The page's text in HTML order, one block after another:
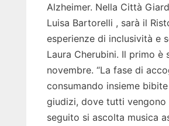
Alzheimer. Nella Città
Luisa Bartorelli , sarà il
esperienze di inclusività e
Laura Cherubini. Il primo
novembre. “La fase di
consumando insieme
giudizi, dove tutti vengono
seguito si ascolta musica